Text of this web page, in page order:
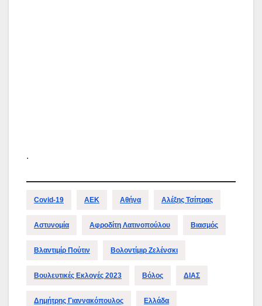
.
Covid-19 ΑΕΚ Αθήνα Αλέξης Τσίπρας
Αστυνομία Αφροδίτη Λατινοπούλου Βιασμός
Βλαντιμίρ Πούτιν Βολοντίμιρ Ζελένσκι
Βουλευτικές Εκλογές 2023 Βόλος ΔΙΑΣ
Δημήτρης Γιαννακόπουλος Ελλάδα